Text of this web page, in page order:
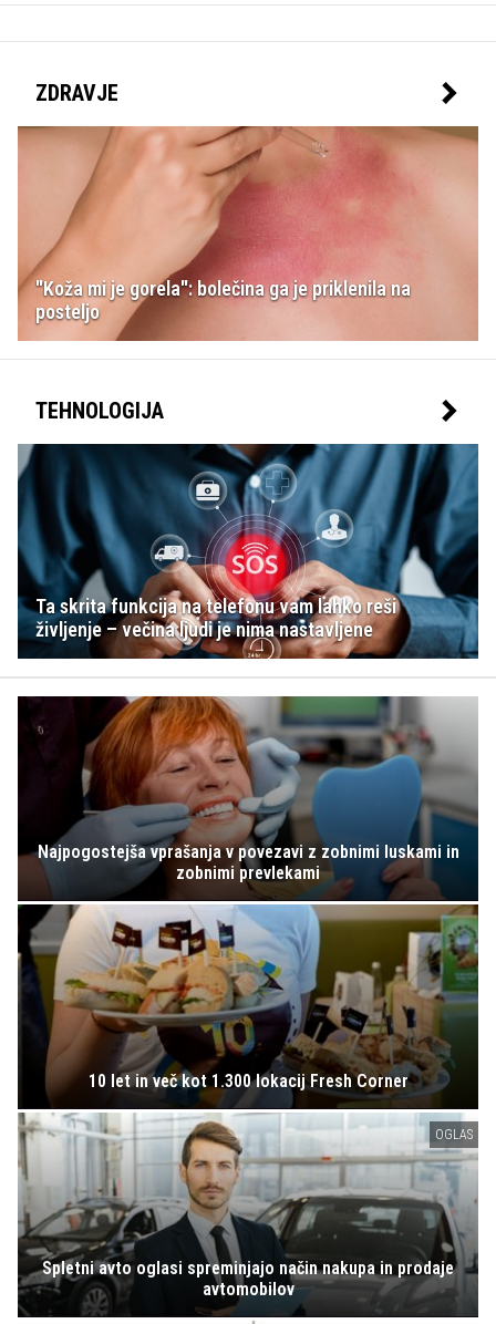
ZDRAVJE
"Koža mi je gorela": bolečina ga je priklenila na
posteljo
TEHNOLOGIJA
Ta skrita funkcija na telefonu vam lahko reši
življenje – večina ljudi je nima nastavljene
Najpogostejša vprašanja v povezavi z zobnimi luskami in
zobnimi prevlekami
10 let in več kot 1.300 lokacij Fresh Corner
OGLAS
Spletni avto oglasi spreminjajo način nakupa in prodaje
avtomobilov